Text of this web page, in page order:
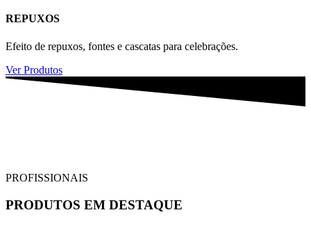
REPUXOS
Efeito de repuxos, fontes e cascatas para celebrações.
Ver Produtos
PROFISSIONAIS
PRODUTOS EM DESTAQUE